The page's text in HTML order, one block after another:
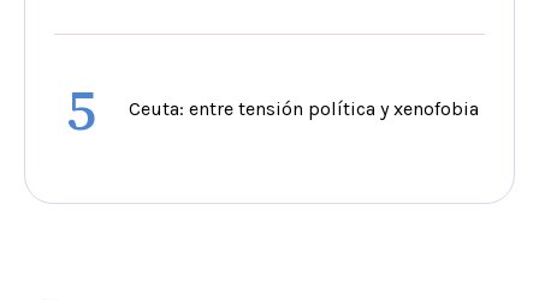
5 Ceuta: entre tensión política y xenofobia